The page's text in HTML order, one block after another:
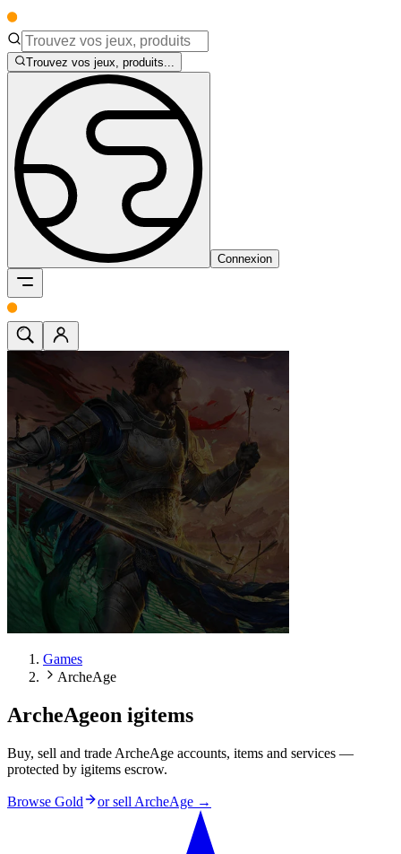
Trouvez vos jeux, produits...
Connexion
Games
ArcheAge
ArcheAgeon igitems
Buy, sell and trade ArcheAge accounts, items and services —
protected by igitems escrow.
Browse Gold or sell ArcheAge →